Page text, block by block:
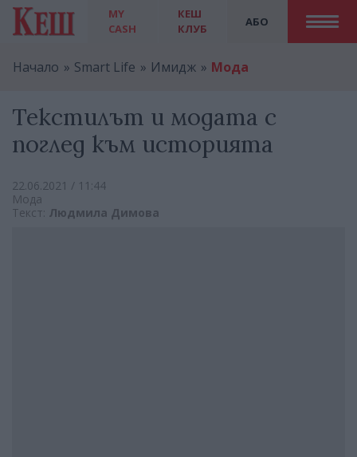
MY
CASH
АБО
КЕШ
КЛУБ
Начало Smart Life Имидж Мода
Текстилът и модата с
поглед към историята
22.06.2021 / 11:44
Мода
Текст: Людмила Димова